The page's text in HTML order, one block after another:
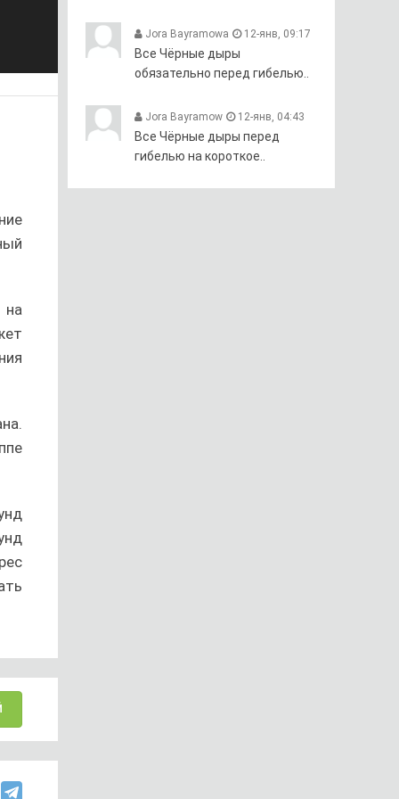
на
Jora Bayramowa 12-янв, 09:17
Все Чёрные дыры
обязательно перед гибелью..
Jora Bayramow 12-янв, 04:43
Все Чёрные дыры перед
гибелью на короткое..